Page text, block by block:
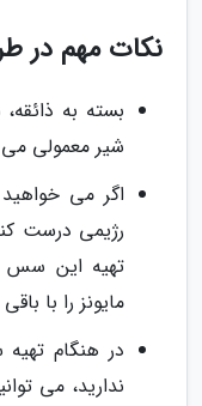
نکات مهم در
بسته به
شیر معمولی می
اگر می
رژیمی درست
تهیه این
مایونز را با
در هنگام
ندارید، می